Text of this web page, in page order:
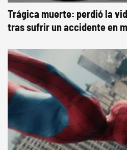
Trágica muerte: perdió la
tras sufrir un accidente en